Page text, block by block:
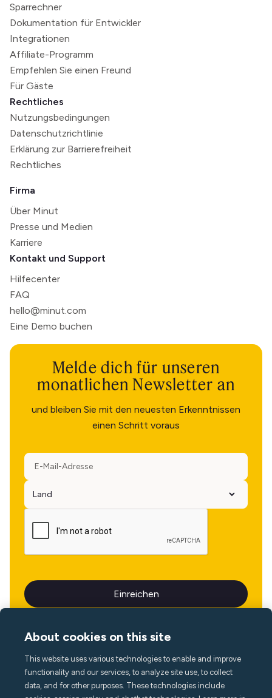
Sparrechner
Dokumentation für Entwickler
Integrationen
Affiliate-Programm
Empfehlen Sie einen Freund
Für Gäste
Rechtliches
Nutzungsbedingungen
Datenschutzrichtlinie
Erklärung zur Barrierefreiheit
Rechtliches
Firma
Über Minut
Presse und Medien
Karriere
Kontakt und Support
Hilfecenter
FAQ
hello@minut.com
Eine Demo buchen
Melde dich für unseren
monatlichen Newsletter an
und bleiben Sie mit den neuesten Erkenntnissen
einen Schritt voraus
Sprache
About cookies on this site
This website uses various technologies to enable and improve
functionality and our services, to analyze site use, to collect
data, and for other purposes. These technologies include